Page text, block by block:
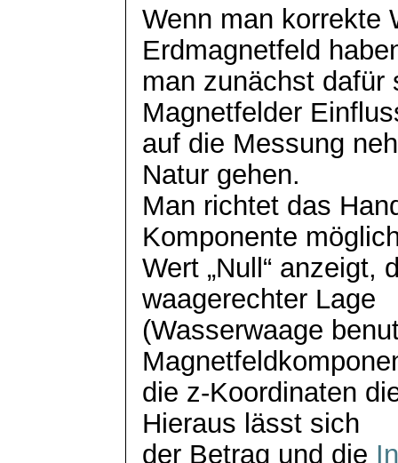
Wenn man korrekte
Erdmagnetfeld
man zunächst dafür
Magnetfelder
auf die Messung
Natur gehen.
Man richtet das
Komponente
Wert „Null“ anzeigt,
waagerechter Lage
(Wasserwaage
die z-Koordinaten
Hieraus lässt sich
der Betrag und die